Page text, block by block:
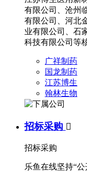
有限公司、沧州
有限公司、河北
业有限公司、石
科技有限公司等
广祥制药
国龙制药
江苏博生
翰林生物
招标采购 
招标采购
乐鱼在线坚持“